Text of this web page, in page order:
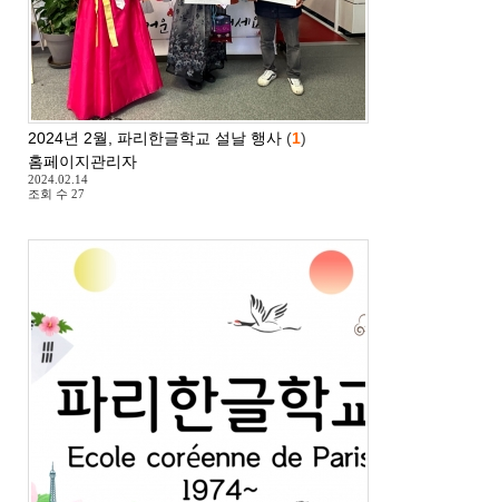
2024년 2월, 파리한글학교 설날 행사 (1)
홈페이지관리자
2024.02.14
조회 수 27